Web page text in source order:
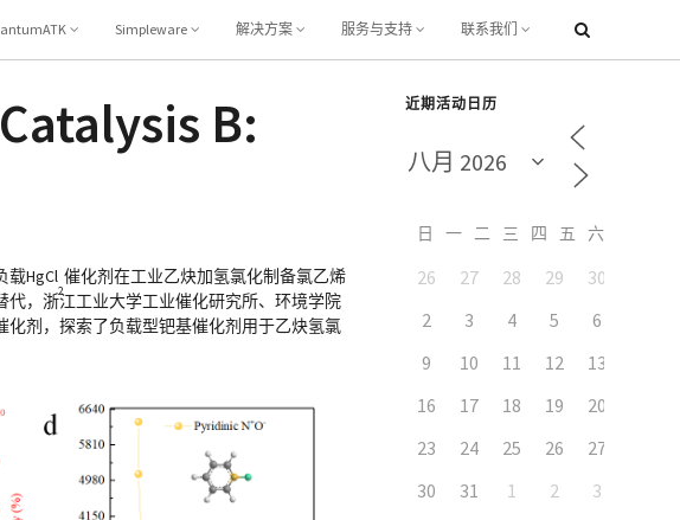
Simpleware 解决方案 服务与支持 联系我们
B:
载HgCl
2
催化剂在工业乙炔加氢氯化制备氯乙烯
，浙江工业大学工业催化研究所、环境学院
剂，探索了负载型钯基催化剂用于乙炔氢氯
近期活动日历
日 一 二 三 四 五
26 27 28 29 30
2
3 4 5 6
9
10 11 12 13
16
17 18 19 20
23
24 25 26 27
30
31 1 2 3